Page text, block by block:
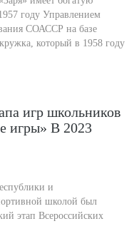
году Управлением
СОАССР на базе
который в 1958 году
игр школьников
игры» В 2023
и
школой был
этап Всероссийских